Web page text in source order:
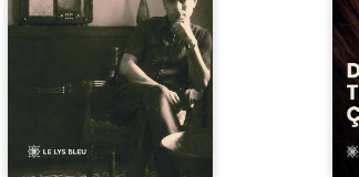
par-delà la mort naissent des
poèmes qui retracent une vie
marquée par la Seconde
Guerre mondiale, une identité
juive brisée, la guerre ...